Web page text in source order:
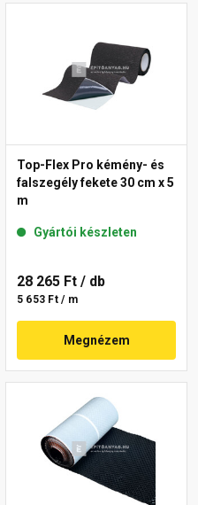
Top-Flex Pro kémény- és
falszegély fekete 30 cm x 5
m
Gyártói készleten
28 265 Ft / db
5 653 Ft / m
Megnézem